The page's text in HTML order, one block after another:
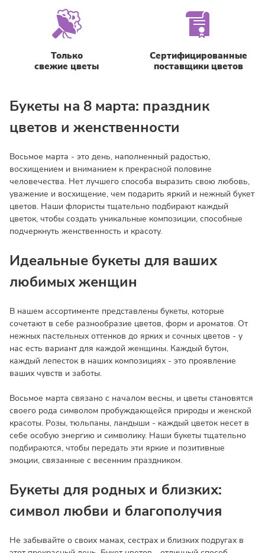
Только
свежие цветы
Сертифицированные
поставщики цветов
Букеты на 8 марта: праздник
цветов и женственности
Восьмое марта - это день, наполненный радостью,
восхищением и вниманием к прекрасной половине
человечества. Нет лучшего способа выразить свою любовь,
уважение и восхищение, чем подарить яркий и нежный букет
цветов. Наши флористы тщательно подбирают каждый
цветок, чтобы создать уникальные композиции, способные
подчеркнуть женственность и красоту.
Идеальные букеты для ваших
любимых женщин
В нашем ассортименте представлены букеты, которые
сочетают в себе разнообразие цветов, форм и ароматов. От
нежных пастельных оттенков до ярких и сочных цветов - у
нас есть вариант для каждой женщины. Каждый бутон,
каждый лепесток в наших композициях - это проявление
ваших чувств и заботы.
Восьмое марта связано с началом весны, и цветы становятся
своего рода символом пробуждающейся природы и женской
красоты. Розы, тюльпаны, ландыши - каждый цветок несет в
себе особую энергию и символику. Наши букеты тщательно
подбираются, чтобы передать эти яркие и позитивные
эмоции, связанные с весенним праздником.
Букеты для родных и близких:
символ любви и благополучия
Не забывайте о своих мамах, сестрах и близких подругах в